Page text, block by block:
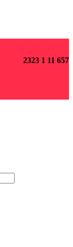
2323 1 11 657